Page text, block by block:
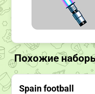
Похожие
Spain football